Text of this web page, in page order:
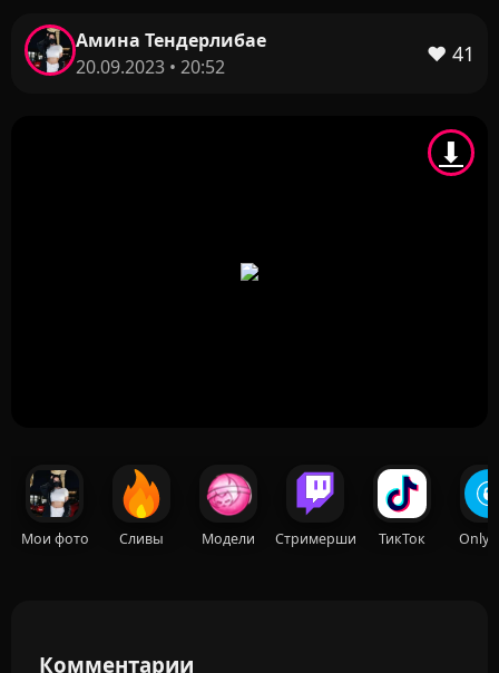
Амина Тендерлибае
20.09.2023 • 20:52
❤️ 41
⬇
Мои фото Сливы Модели Стримерши ТикТок
Комментарии